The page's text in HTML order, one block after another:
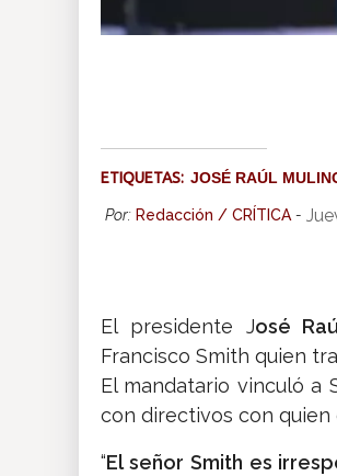
ETIQUETAS: JOSÉ RAÚL
Por: Redacción / CRÍTICA -
El presidente José
Francisco Smith quien
El mandatario vinculó a
con directivos con quien
“El señor Smith es